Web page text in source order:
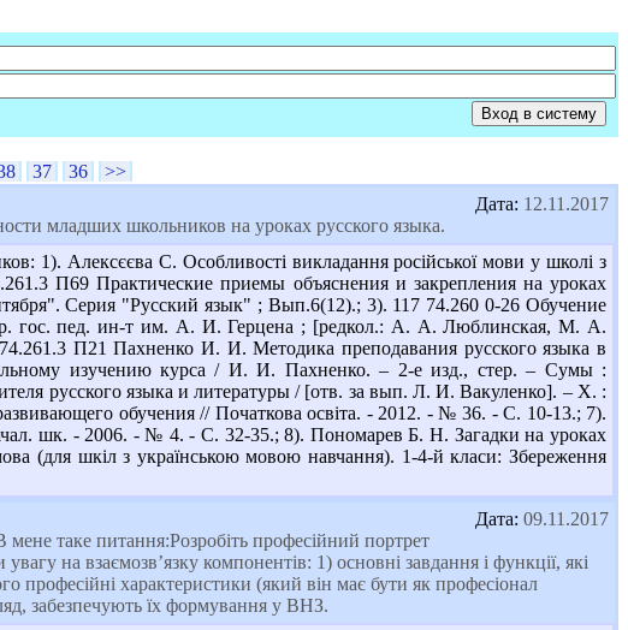
37 36
>>
Дата: 12.11.2017
младших школьников на уроках русского языка.
1). Алексєєва С. Особливості викладання російської мови у школі з
П69 Практические приемы объяснения и закрепления на уроках
Серия "Русский язык" ; Вып.6(12).; 3). 117 74.260 0-26 Обучение
гос. пед. ин-т им. А. И. Герцена ; [редкол.: А. А. Люблинская, М. А.
П21 Пахненко И. И. Методика преподавания русского языка в
изучению курса / И. И. Пахненко. – 2-е изд., стер. – Сумы :
русского языка и литературы / [отв. за вып. Л. И. Вакуленко]. – Х. :
обучения // Початкова освіта. - 2012. - № 36. - С. 10-13.; 7).
шк. - 2006. - № 4. - С. 32-35.; 8). Пономарев Б. Н. Загадки на уроках
(для шкіл з українською мовою навчання). 1-4-й класи: Збереження
Дата: 09.11.2017
таке питання:Розробіть професійний портрет
на взаємозв’язку компонентів: 1) основні завдання і функції, які
професійні характеристики (який він має бути як професіонал
забезпечують їх формування у ВНЗ.